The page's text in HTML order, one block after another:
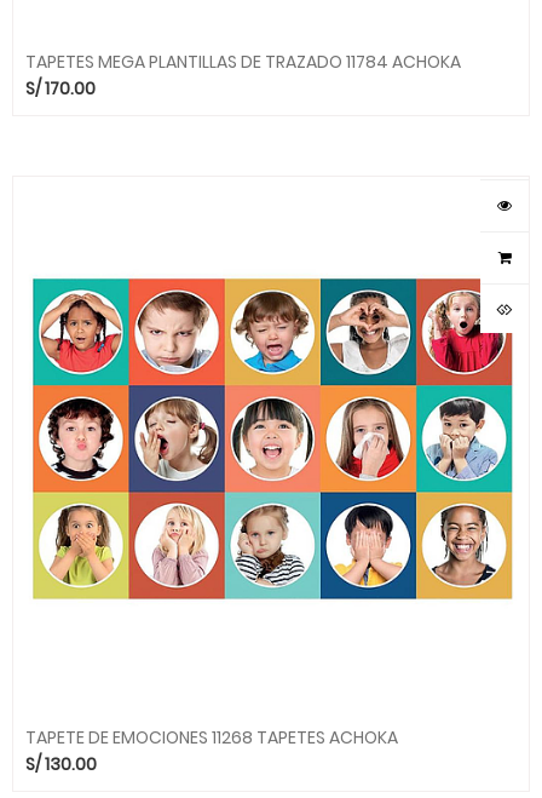
TAPETES MEGA PLANTILLAS DE TRAZADO 11784 ACHOKA
S/170.00
TAPETE DE EMOCIONES 11268 TAPETES ACHOKA
S/130.00